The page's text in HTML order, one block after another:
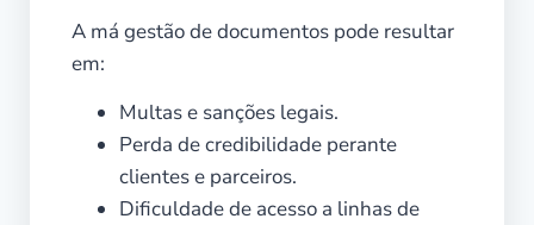
A má gestão de documentos pode resultar
em:
Multas e sanções legais.
Perda de credibilidade perante
clientes e parceiros.
Dificuldade de acesso a linhas de